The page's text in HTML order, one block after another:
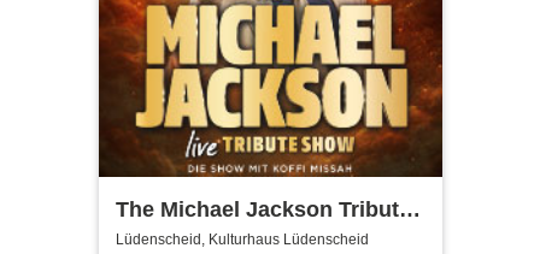
The Michael Jackson Tribute
Show
Lüdenscheid, Kulturhaus Lüdenscheid